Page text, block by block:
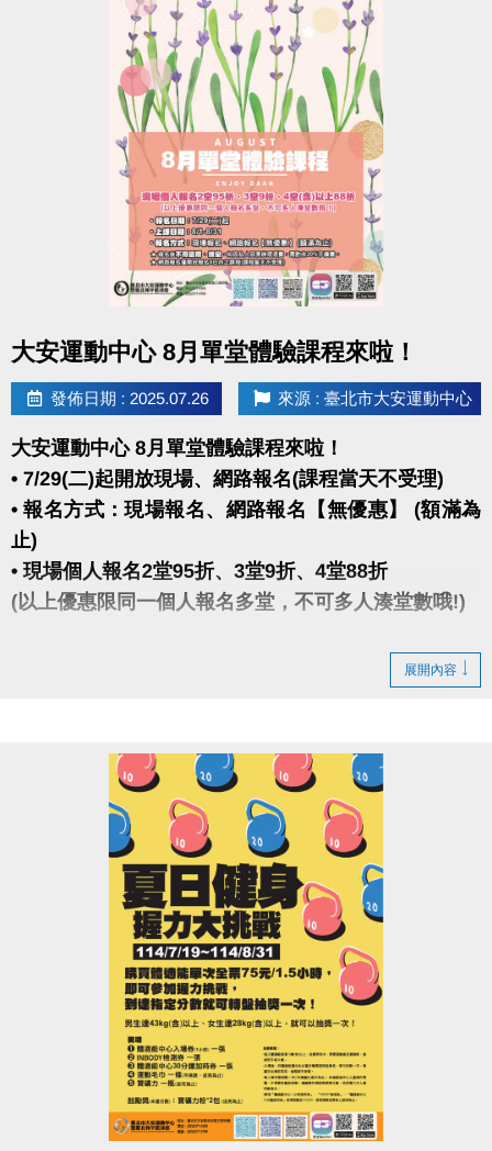
大安運動中心 8月單堂體驗課程來啦！
發佈日期 : 2025.07.26 來源 : 臺北市大安運動中心
大安運動中心 8月單堂體驗課程來啦！
• 7/29(二)起開放現場、網路報名(課程當天不受理)
• 報名方式：現場報名、網路報名【無優惠】 (額滿為
止)
• 現場個人報名2堂95折、3堂9折、4堂88折
(以上優惠限同一個人報名多堂，不可多人湊堂數哦!)
★ 報名後不得延期、換堂，如因私人因素辦理退費，
dm下載傳送門
https://reurl.cc/lYeRXd
大安有APP囉!也可以報單堂喔~
長佳Sports+ APP傳送門↓
https://reurl.cc/y60bN8
yhttps://reurl.cc/E1yN5a
展開內容